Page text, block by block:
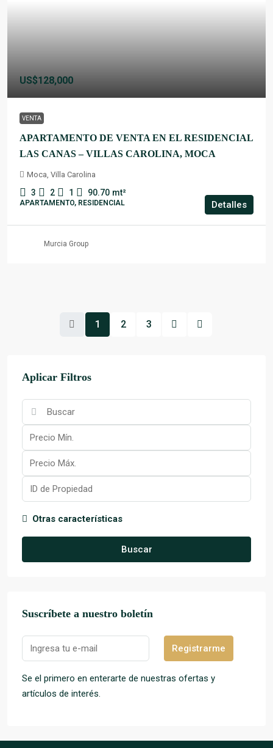
US$128,000
VENTA
APARTAMENTO DE VENTA EN EL RESIDENCIAL
LAS CANAS – VILLAS CAROLINA, MOCA
Moca, Villa Carolina
3 2 1 90.70 mt²
APARTAMENTO, RESIDENCIAL Detalles
Murcia Group
1 2 3
Aplicar Filtros
Otras características
Buscar
Suscríbete a nuestro boletín
Registrarme
Se el primero en enterarte de nuestras ofertas y
artículos de interés.